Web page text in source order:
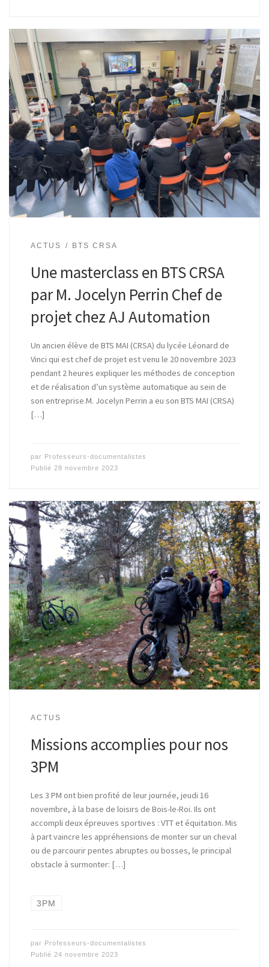
ACTUS BTS CRSA
Une masterclass en BTS CRSA
par M. Jocelyn Perrin Chef de
projet chez AJ Automation
Un ancien élève de BTS MAI (CRSA) du lycée Léonard de
Vinci qui est chef de projet est venu le 20 novembre 2023
pendant 2 heures expliquer les méthodes de conception
et de réalisation d’un système automatique au sein de
son entreprise.M. Jocelyn Perrin a eu son BTS MAI (CRSA)
[…]
par Professeurs-documentalistes
Publié 28 novembre 2023
ACTUS
Missions accomplies pour nos
3PM
Les 3 PM ont bien profité de leur journée, jeudi 16
novembre, à la base de loisirs de Bois-le-Roi. Ils ont
accompli deux épreuves sportives : VTT et équitation. Mis
à part vaincre les appréhensions de monter sur un cheval
ou de parcourir pentes abruptes ou bosses, le principal
obstacle à surmonter: […]
3PM
par Professeurs-documentalistes
Publié 24 novembre 2023